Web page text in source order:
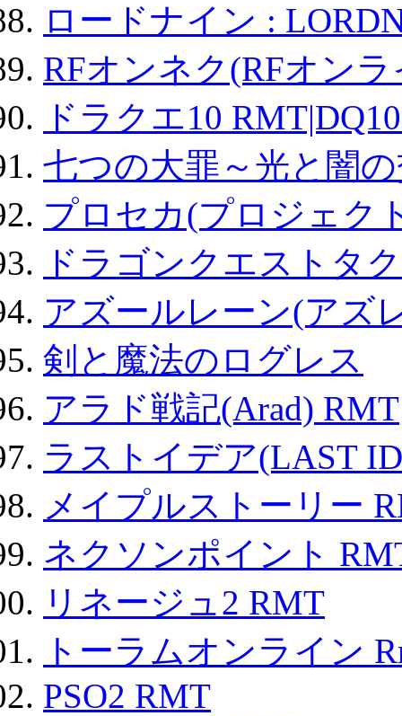
ロードナイン :
RFオンネク(RFオン
ドラクエ10
七つの大罪～光と闇
プロセカ(プロジェク
ドラゴンクエストタ
アズールレーン(アズ
剣と魔法のログレス
アラド戦記(Arad) RMT
ラストイデア(LAST
メイプルストーリー
ネクソンポイント
リネージュ2 RMT
トーラムオンライン
PSO2 RMT